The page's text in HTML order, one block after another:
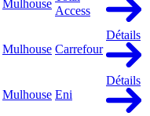
Mulhouse
Access
Mulhouse Carrefour
Détails
Mulhouse Eni
Détails